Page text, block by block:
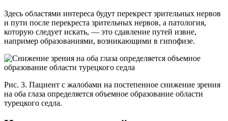
Здесь областями интереса будут перекрест зрительных нервов
и пути после перекреста зрительных нервов, а патология,
которую следует искать, — это сдавление путей извне,
например образованиями, возникающими в гипофизе.
Рис. 3. Пациент с жалобами на постепенное снижение зрения
на оба глаза определяется объемное образование области
турецкого седла.